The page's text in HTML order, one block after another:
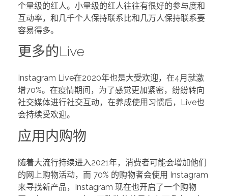
个量级的红人。小量级的红人往往有很好的参与度和
互动率，和几千个人保持联系比和几万人保持联系要
容易得多。
更多的Live
Instagram Live在2020年也是大受欢迎，在4月就激
增70%。在疫情期间，为了感觉更加紧密，纷纷转向
社交媒体进行社交互动，在养成使用习惯后，Live也
会持续受欢迎。
应用内购物
随着大流行持续进入2021年，消费者可能会增加他们
的网上购物活动，而 70% 的购物者会使用 Instagram
来寻找新产品，Instagram 现在也开启了一个购物